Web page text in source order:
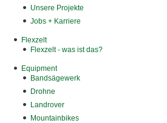
Unsere Projekte
Jobs + Karriere
Flexzelt
Flexzelt - was ist das?
Equipment
Bandsägewerk
Drohne
Landrover
Mountainbikes